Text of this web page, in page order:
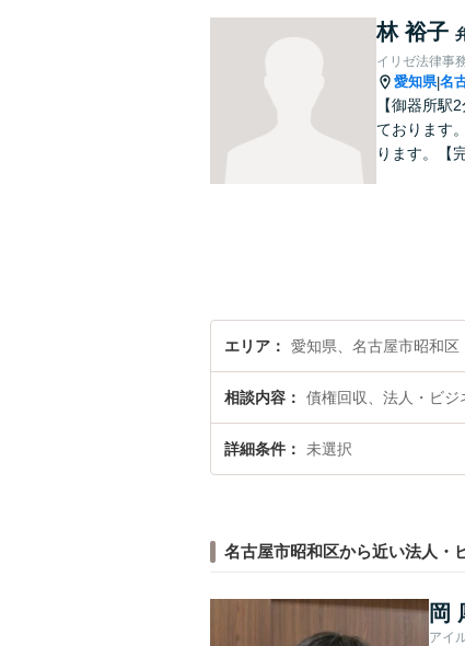
林 裕子
イリゼ法律事
愛知県|名
【御器所駅
ております
ります。【
エリア 愛知県、名古屋市昭和区
相談内容 債権回収、法人・ビジ
詳細条件 未選択
名古屋市昭和区から近い法人・
岡
アイ